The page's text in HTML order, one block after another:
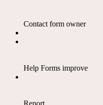
Contact form owner
Help Forms improve
Report